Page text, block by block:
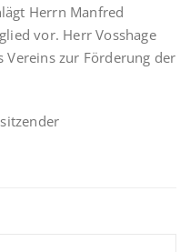
Herrn Manfred
vor. Herr Vosshage
Vereins zur Förderung der